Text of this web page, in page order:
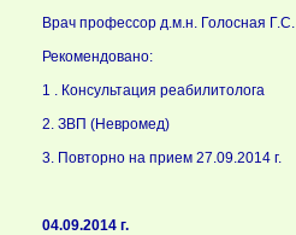
Врач профессор д.м.н. Голосная Г.С.
Рекомендовано:
1 . Консультация реабилитолога
2. ЗВП (Невромед)
3. Повторно на прием 27.09.2014 г.
04.09.2014 г.